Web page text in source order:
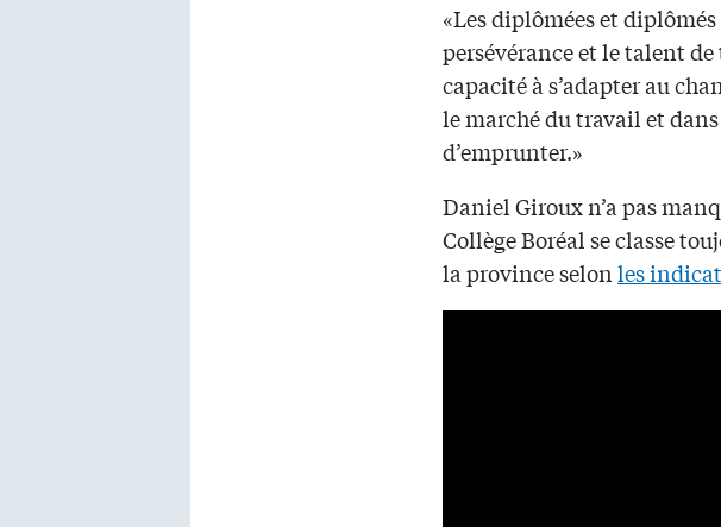
«Les diplômées et
persévérance et le talent
capacité à s’adapter au
le marché du travail et
d’emprunter.»
Daniel Giroux n’a pas
Collège Boréal se classe
la province selonles